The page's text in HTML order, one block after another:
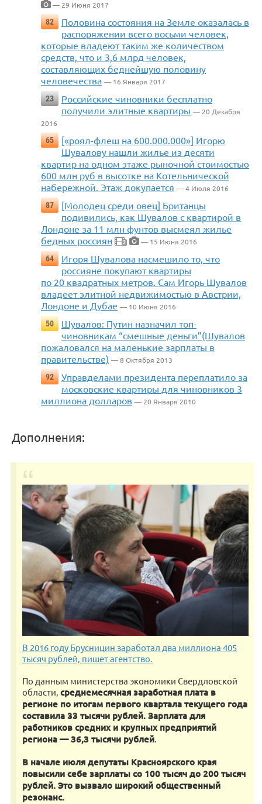
— 29 Июня 2017
82
Половина состояния на Земле оказалась в
распоряжении всего восьми человек,
которые владеют таким же количеством
средств, что и 3,6 млрд человек,
составляющих беднейшую половину
человечества — 16 Января 2017
23
Российские чиновники бесплатно
получили элитные квартиры — 20 Декабря
2016
65
[«роял-флеш на 600.000.000»] Игорю
Шувалову нашли жилье из десяти
квартир на одном этаже рыночной стоимостью
600 млн руб в высотке на Котельнической
набережной. Этаж докупается — 4 Июля 2016
87
[Молодец среди овец] Британцы
подивились, как Шувалов с квартирой в
Лондоне за 11 млн фунтов высмеял жилье
бедных россиян
2
— 15 Июня 2016
64
Игоря Шувалова насмешило то, что
россияне покупают квартиры
по 20 квадратных метров. Сам Игорь Шувалов
владеет элитной недвижимостью в Австрии,
Лондоне и Дубае — 10 Июня 2016
50
Шувалов: Путин назначил топ-
чиновникам “смешные деньги”(Шувалов
пожаловался на маленькие зарплаты в
правительстве) — 8 Октября 2013
92
Управделами президента переплатило за
московские квартиры для чиновников 3
миллиона долларов — 20 Января 2010
Дополнения:
В 2016 году Брусницин заработал два миллиона 405
тысяч рублей, пишет агентство.
По данным министерства экономики Свердловской
области, среднемесячная заработная плата в
регионе по итогам первого квартала текущего года
составила 33 тысячи рублей. Зарплата для
работников средних и крупных предприятий
региона — 36,3 тысячи рублей.
В начале июля депутаты Красноярского края
повысили себе зарплаты со 100 тысяч до 200 тысяч
рублей. Это вызвало широкий общественный
резонанс.